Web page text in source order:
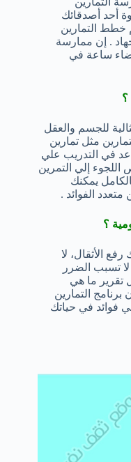
أحد أصدقائك
خطط التمارين
. إن ممارسة
أقل من قضاء ساعة في
؟
للجسم والعقل
مثل تمارين
في التدريب علي
إلي التمرين
يمكنك
الفوائد .
؟
الأثقال، لا
لا تسبب الضرر
تقرير ما هي
برنامج التمارين
فوائد في حياتك